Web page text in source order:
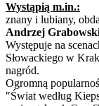
Wystąpią m.in.:
znany i lubiany,
Andrzej
Występuje na
Słowackiego w
nagród.
Ogromną
"Świat według